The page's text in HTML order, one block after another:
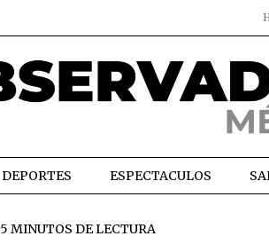
DEPORTES ESPECTACULOS
5 MINUTOS DE LECTURA